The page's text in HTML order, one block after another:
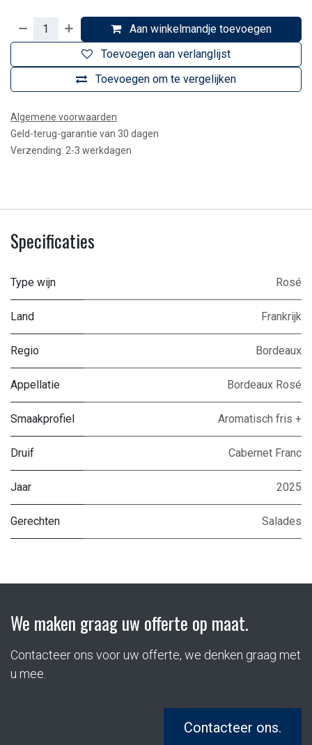
Aan winkelmandje toevoegen
Toevoegen om te vergelijken
Toevoegen aan verlanglijst
Algemene voorwaarden
Geld-terug-garantie van 30 dagen
Verzending: 2-3 werkdagen
Specificaties
Type wijn Rosé
Land Frankrijk
Regio Bordeaux
Appellatie Bordeaux Rosé
Smaakprofiel Aromatisch fris +
Druif Cabernet Franc
Jaar 2025
Gerechten Salades
We maken graag uw offerte op maat.
Contacteer ons voor uw offerte, we denken graag met
u mee.
Contacteer ons.